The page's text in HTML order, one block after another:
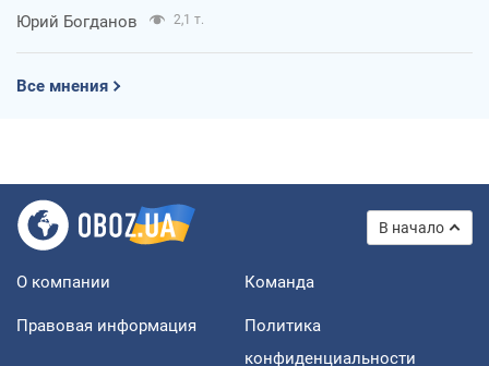
Юрий Богданов 2,1 т.
Все мнения
В начало
О компании Команда
Правовая информация
Политика
конфиденциальности